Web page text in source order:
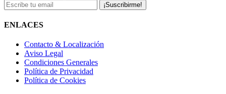
¡Suscribirme!
ENLACES
Contacto & Localización
Aviso Legal
Condiciones Generales
Política de Privacidad
Política de Cookies